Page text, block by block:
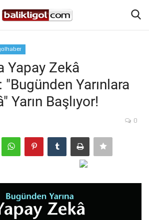
Yapay Zekâ
"Bugünden Yarınlara
Yarın Başlıyor!
0